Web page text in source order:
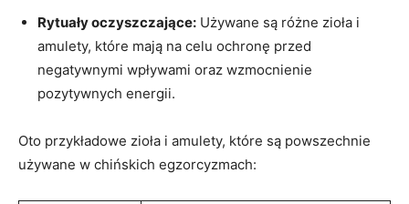
Rytuały oczyszczające: Używane są różne zioła ⁤i
amulety, ⁢które mają na celu ochronę przed
negatywnymi wpływami oraz wzmocnienie
pozytywnych energii.
Oto przykładowe ‍zioła i​ amulety, które⁢ są powszechnie
używane ⁢w chińskich egzorcyzmach: